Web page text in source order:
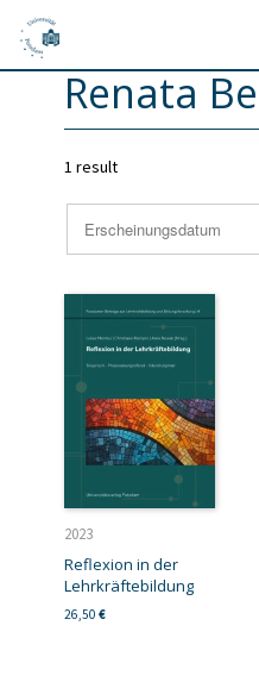
Renata
1 result
2023
Reflexion in der
Lehrkräftebildung
26,50 €